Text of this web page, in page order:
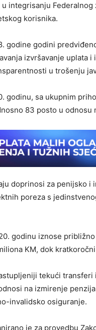
integrisanju
korisnika.
godine godini
izvršavanje uplata
u trošenju
godinu, sa ukupnim
83 posto u odnosu
doprinosi za penijsko i
poreza s
godinu iznose
KM, dok
tekući
na izmirenje
invalidsko osiguranje.
je za provedbu